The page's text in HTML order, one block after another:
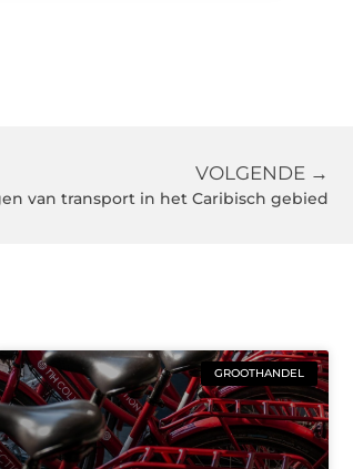
VOLGENDE →
van transport in het Caribisch gebied
GROOTHANDEL